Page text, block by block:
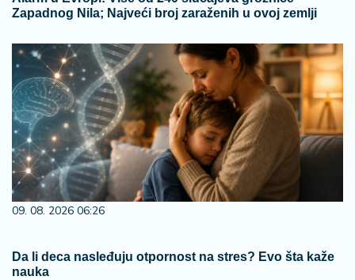
Zapadnog Nila; Najveći broj zaraženih u ovoj zemlji
09. 08. 2026 06:26
Da li deca nasleđuju otpornost na stres? Evo šta kaže
nauka